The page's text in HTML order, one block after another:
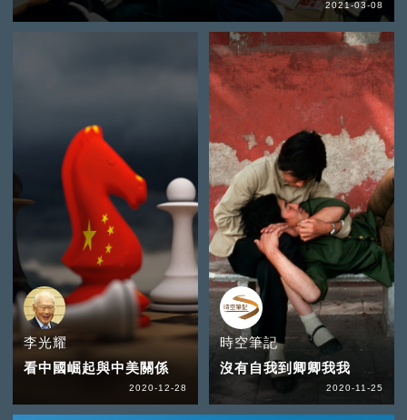
2021-03-08
李光耀
看中國崛起與中美關係
2020-12-28
時空筆記
沒有自我到卿卿我我
2020-11-25